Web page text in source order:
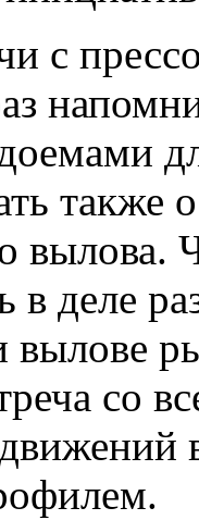
с
также
вылова.
в деле
вылове
со